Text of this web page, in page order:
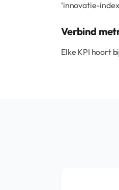
‘innovatie-
Verbind
Elke KPI hoort